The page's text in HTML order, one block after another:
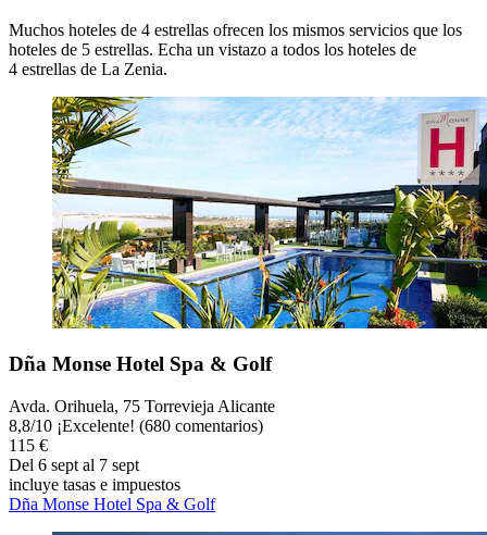
Muchos hoteles de 4 estrellas ofrecen los mismos servicios que los
hoteles de 5 estrellas. Echa un vistazo a todos los hoteles de
4 estrellas de La Zenia.
Dña Monse Hotel Spa & Golf
Avda. Orihuela, 75 Torrevieja Alicante
8,8/10 ¡Excelente! (680 comentarios)
115 €
Del 6 sept al 7 sept
incluye tasas e impuestos
Dña Monse Hotel Spa & Golf